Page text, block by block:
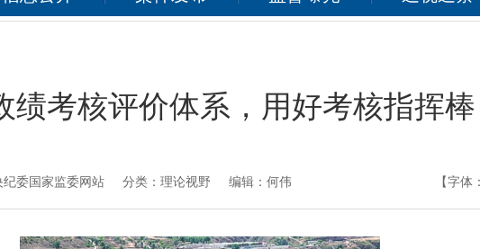
绩考核评价体系，用好考核指挥棒
纪委国家监委网站 分类：理论视野 编辑：何伟 【字体：